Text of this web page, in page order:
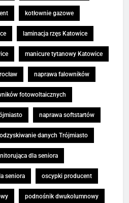
kotłownie gazowe
laminacja rzęs Katowice
manicure tytanowy Katowice
naprawa falowników
fotowoltaicznych
naprawa softstartów
odzyskiwanie danych Trójmiasto
dla seniora
seniora oscypki producent
podnośnik dwukolumnowy